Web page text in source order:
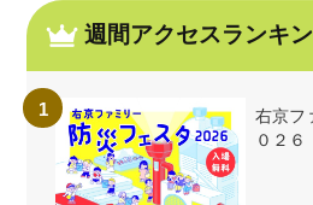
週間アクセスランキ
右京フ
０２６